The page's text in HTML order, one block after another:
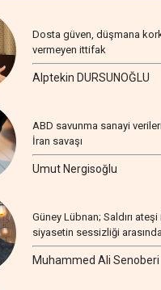
Dosta güven, düşmana
vermeyen ittifak
Alptekin DURSUNOĞLU
ABD savunma sanayi
İran savaşı
Umut Nergisoğlu
Güney Lübnan; Saldırı ateşi
siyasetin sessizliği arasında
Muhammed Ali Senoberi